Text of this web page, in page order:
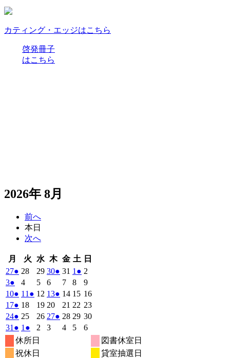
カティング・エッジはこちら
啓発冊子
はこちら
2026年 8月
前へ
本日
次へ
月
曜
日
火 火
曜
日
水水
曜
日
木木
曜
日
金金
曜
日
土 土
曜
日
日
272026
年
7
月
27
日
● (1
件
の
イ
ベ
ン
ト)
282026
7
日
292026
年
7
月
日
302026
7
日
● (1
件
の
イ
ベ
ン
31 2026
年
7
月
日
12026
年
8
月
日
● (1
件
の
イ
ベ
ン
ト)
2
年
8
月
日
32026
年
8
月
3
日
●
件
の
イ
ベ
ン
ト)
42026
年
8
月
日
52026
年
8
月
日
62026
年
8
月
6
日
72026
年
8
月
日
82026
年
8
月
日
92026
年
8
月
日
102026
年
8
10
日
● (1
件
の
イ
ベ
ン
112026
11
日
● (1
件
の
イ
ベ
ン
12 2026
年
8
月
132026
年
8
● (1
件
の
イ
142026
年
8
月
152026
年
8
月
162026
8
16
172026
年
8
月
17
日
● (1
件
の
イ
ベ
182026
年
8
月
18
日
192026
年
8
202026
年
21 2026
年
8
22 2026
年
8
232026
年
月
23
242026
年
8
月
24
● (1
件
の
イ
252026
年
8
月
25
262026
年
272026
● (1
件
282026
年
292026
年
302026
8
月
312026
年
8
● (1
件
の
12026
年
9
●
件
の
2 2026
32026
42026
52026
62026
年
9
休所日
図書休室日
祝休日
貸室抽選日